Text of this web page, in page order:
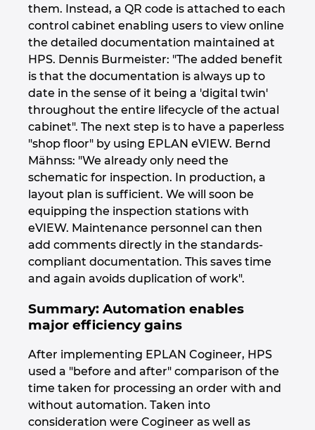
them. Instead, a QR code is attached to each
control cabinet enabling users to view online
the detailed documentation maintained at
HPS. Dennis Burmeister: "The added benefit
is that the documentation is always up to
date in the sense of it being a 'digital twin'
throughout the entire lifecycle of the actual
cabinet". The next step is to have a paperless
"shop floor" by using EPLAN eVIEW. Bernd
Mähnss: "We already only need the
schematic for inspection. In production, a
layout plan is sufficient. We will soon be
equipping the inspection stations with
eVIEW. Maintenance personnel can then
add comments directly in the standards-
compliant documentation. This saves time
and again avoids duplication of work".
Summary: Automation enables
major efficiency gains
After implementing EPLAN Cogineer, HPS
used a "before and after" comparison of the
time taken for processing an order with and
without automation. Taken into
consideration were Cogineer as well as